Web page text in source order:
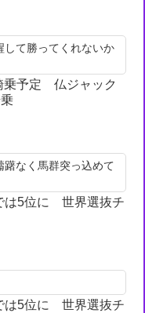
して勝ってくれないか
乗予定 仏ジャック
躇なく馬群突っ込めて
は5位に 世界選抜チ
は5位に 世界選抜チ